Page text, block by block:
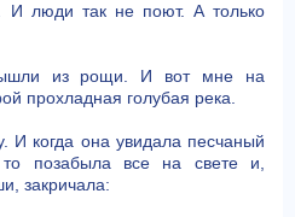
И люди так не поют. А только
из рощи. И вот мне на
прохладная голубая река.
И когда она увидала песчаный
позабыла все на свете и,
закричала: